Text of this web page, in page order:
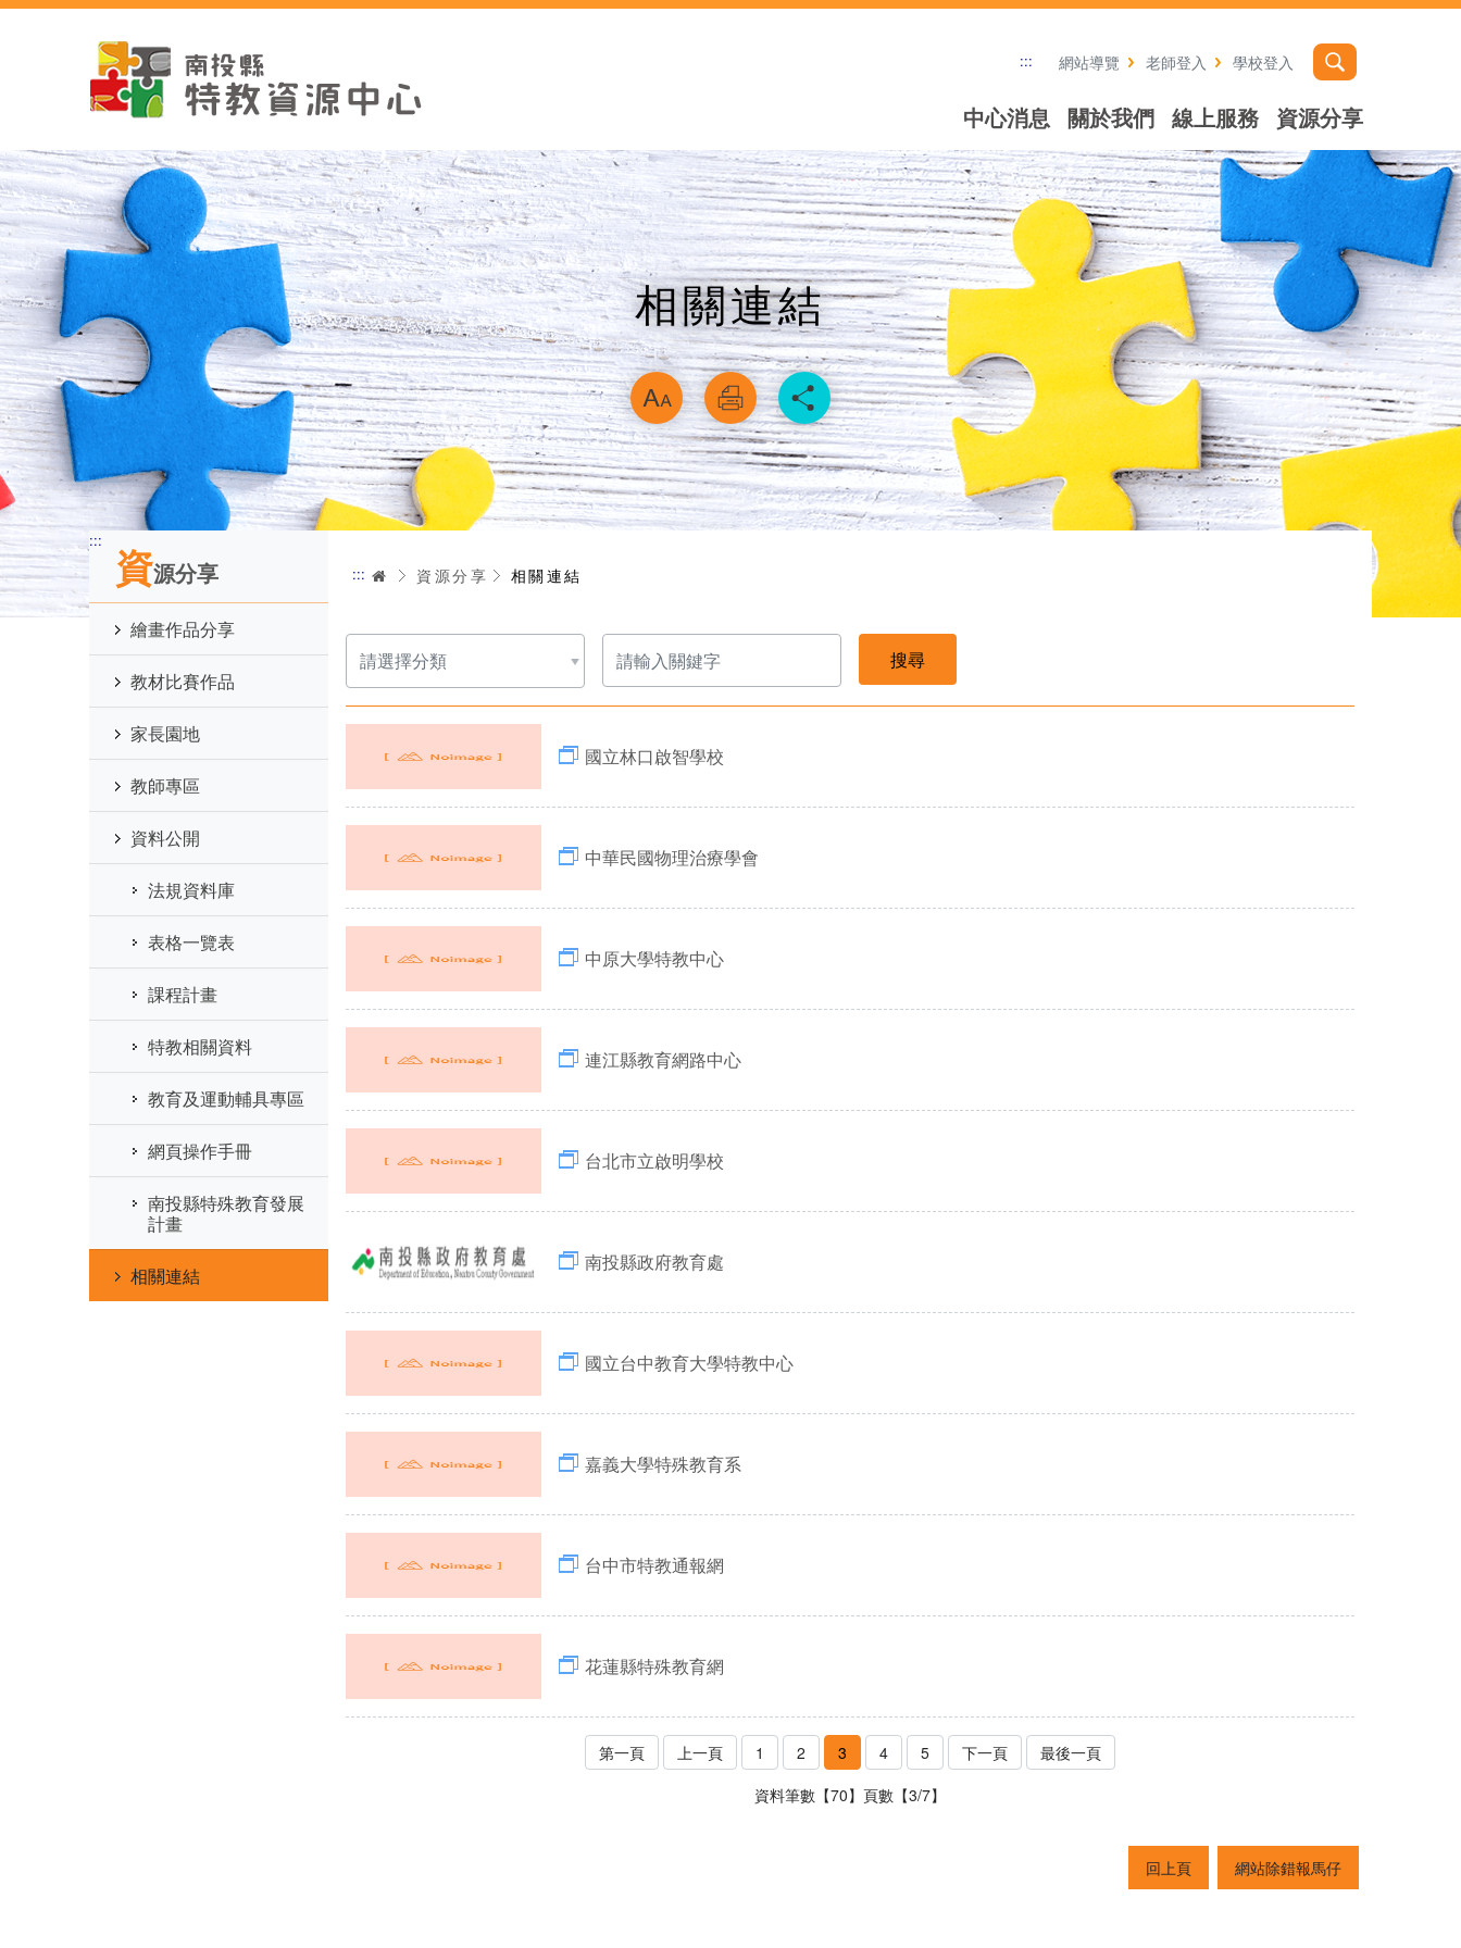
跳
::: 網站導覽 老師登入 學校登入
中心消息 關於我們 線上服務 資源分享
相關連結
略過字型切換，社群分享工具列
資源分享
:::
繪畫作品分享
教材比賽作品
家長園地
教師專區
資料公開
法規資料庫
表格一覽表
課程計畫
特教相關資料
教育及運動輔具專區
網頁操作手冊
南投縣特殊教育發展
計畫
相關連結
::: 首頁資源分享 相關連結
選
擇
分
類
請
輸
入
關
鍵
國立林口啟智學校
中華民國物理治療學會
中原大學特教中心
連江縣教育網路中心
台北市立啟明學校
南投縣政府教育處
國立台中教育大學特教中心
嘉義大學特殊教育系
台中市特教通報網
花蓮縣特殊教育網
第一頁 上一頁 1 2 3 4 5 下一頁
最後一頁
資料筆數【70】頁數【3/7】
回上頁 網站除錯報馬仔